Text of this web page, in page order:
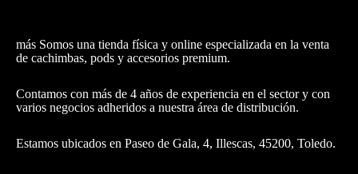
más Somos una tienda física y online especializada en la venta
de cachimbas, pods y accesorios premium.
Contamos con más de 4 años de experiencia en el sector y con
varios negocios adheridos a nuestra área de distribución.
Estamos ubicados en Paseo de Gala, 4, Illescas, 45200, Toledo.